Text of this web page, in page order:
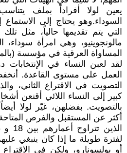
يعين لولا أفراداً بملف
السوداء.وهو يحتاج إلى
التي يتم تقديمها حالياً، مثل تلك
مالونجوينيو، وهي امرأة سوداء،
المساواة العرقية في مؤسسة
لقد لعبن النساء في
العمل على مستوى القاعدة.
التصويت في الاقتراع الثاني،
كبير إلى النساء اللائي أقنعن
بالتصويت. بفضلهن، غيّر لولا
أكثر عن المستقبل والفرص
لفترة طويلة ما إذا كان ينبغي
أو بولسونارو، ولكن في الاقتراع